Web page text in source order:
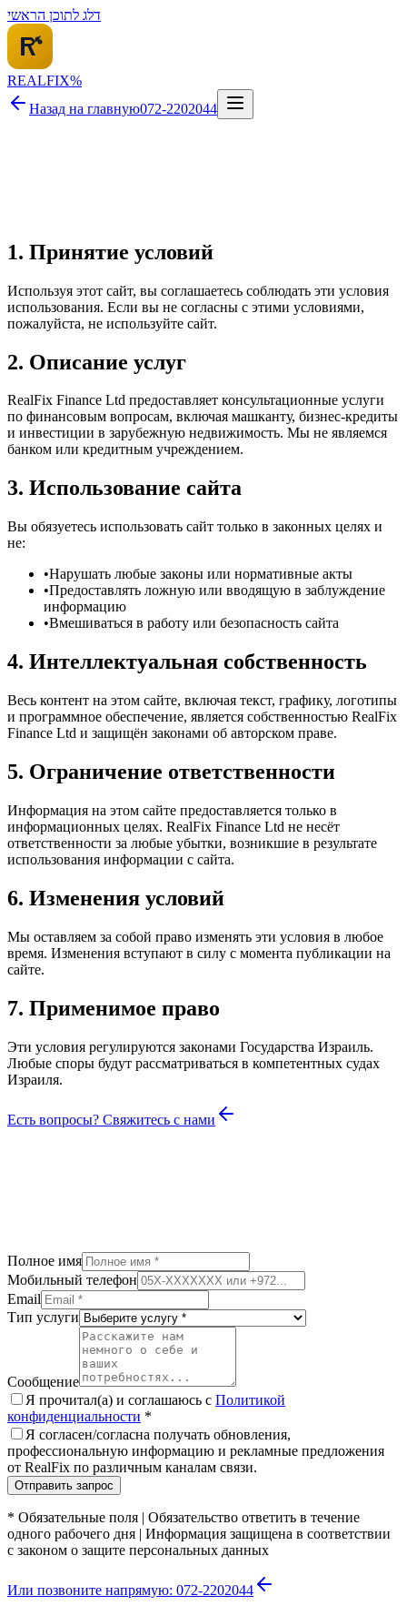
דלג לתוכן הראשי
REALFIX%
Назад на главную072-2202044
1. Принятие условий
Используя этот сайт, вы соглашаетесь соблюдать эти условия
использования. Если вы не согласны с этими условиями,
пожалуйста, не используйте сайт.
2. Описание услуг
RealFix Finance Ltd предоставляет консультационные услуги
по финансовым вопросам, включая машканту, бизнес-кредиты
и инвестиции в зарубежную недвижимость. Мы не являемся
банком или кредитным учреждением.
3. Использование сайта
Вы обязуетесь использовать сайт только в законных целях и
не:
•Нарушать любые законы или нормативные акты
•Предоставлять ложную или вводящую в заблуждение
информацию
•Вмешиваться в работу или безопасность сайта
4. Интеллектуальная собственность
Весь контент на этом сайте, включая текст, графику, логотипы
и программное обеспечение, является собственностью RealFix
Finance Ltd и защищён законами об авторском праве.
5. Ограничение ответственности
Информация на этом сайте предоставляется только в
информационных целях. RealFix Finance Ltd не несёт
ответственности за любые убытки, возникшие в результате
использования информации с сайта.
6. Изменения условий
Мы оставляем за собой право изменять эти условия в любое
время. Изменения вступают в силу с момента публикации на
сайте.
7. Применимое право
Эти условия регулируются законами Государства Израиль.
Любые споры будут рассматриваться в компетентных судах
Израиля.
Есть вопросы? Свяжитесь с нами
Полное имя
Мобильный телефон
Email
Тип услуги
Сообщение
Я прочитал(а) и соглашаюсь с Политикой
конфиденциальности *
Я согласен/согласна получать обновления,
профессиональную информацию и рекламные предложения
от RealFix по различным каналам связи.
Отправить запрос
* Обязательные поля | Обязательство ответить в течение
одного рабочего дня | Информация защищена в соответствии
с законом о защите персональных данных
Или позвоните напрямую: 072-2202044